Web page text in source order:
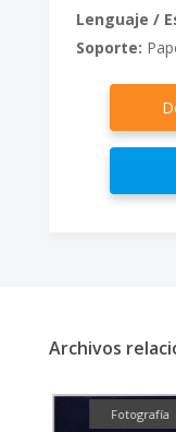
Lenguaje /
Soporte:
Archivos
Fotografía